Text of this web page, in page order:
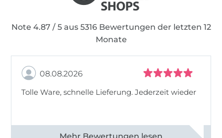
Note 4.87 / 5 aus 5316 Bewertungen der letzten 12
Monate
08.08.2026
Tolle Ware, schnelle Lieferung. Jederzeit wieder